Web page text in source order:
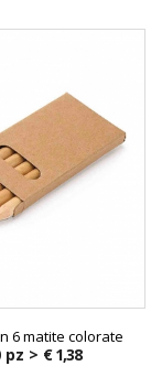
6 matite colorate
pz > € 1,38